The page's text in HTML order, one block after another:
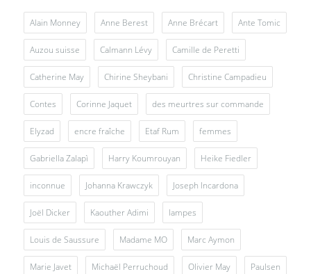
Alain Monney Anne Berest Anne Brécart Ante Tomic
Auzou suisse Calmann Lévy Camille de Peretti
Catherine May Chirine Sheybani Christine Campadieu
Contes Corinne Jaquet des meurtres sur commande
Elyzad encre fraîche Etaf Rum femmes
Gabriella Zalapì Harry Koumrouyan Heike Fiedler
inconnue Johanna Krawczyk Joseph Incardona
Joël Dicker Kaouther Adimi lampes
Louis de Saussure Madame MO Marc Aymon
Marie Javet Michaël Perruchoud Olivier May Paulsen